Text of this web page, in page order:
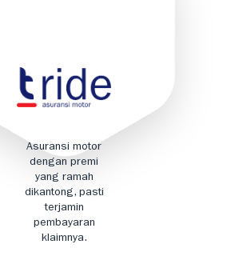
Asuransi motor
dengan premi
yang ramah
dikantong, pasti
terjamin
pembayaran
klaimnya.